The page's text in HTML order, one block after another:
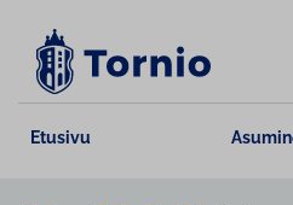
sisältöön
Etusivu